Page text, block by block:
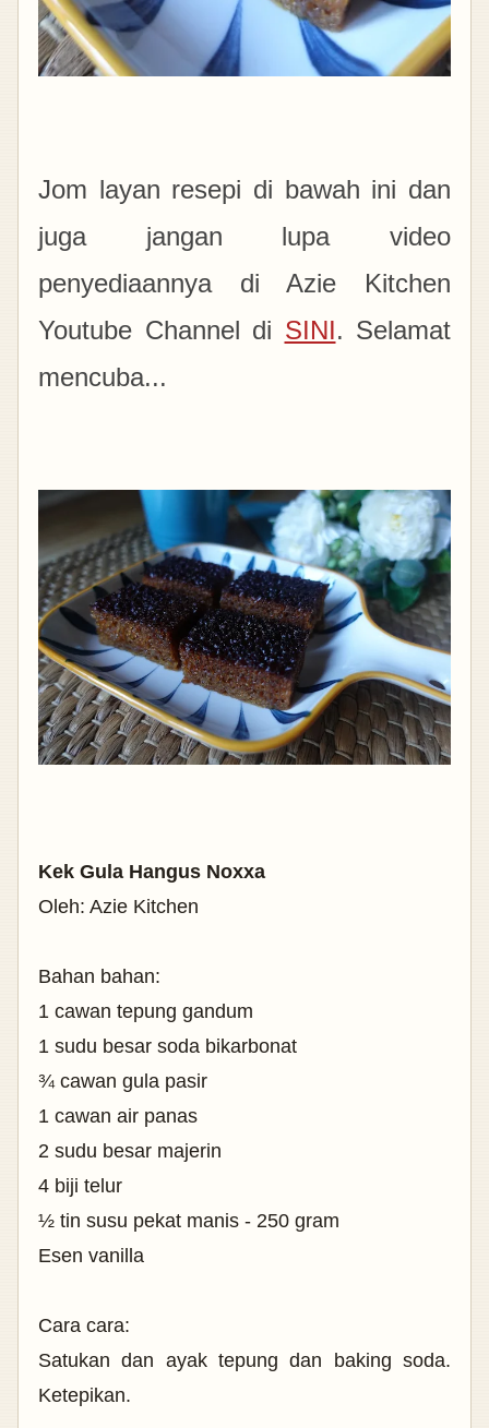
Jom layan resepi di bawah ini dan
juga jangan lupa video
penyediaannya di Azie Kitchen
Youtube Channel di SINI. Selamat
mencuba...
Kek Gula Hangus Noxxa
Oleh: Azie Kitchen
Bahan bahan:
1 cawan tepung gandum
1 sudu besar soda bikarbonat
¾ cawan gula pasir
1 cawan air panas
2 sudu besar majerin
4 biji telur
½ tin susu pekat manis - 250 gram
Esen vanilla
Cara cara:
Satukan dan ayak tepung dan baking soda.
Ketepikan.